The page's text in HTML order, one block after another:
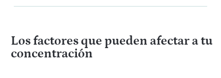
Los factores que pueden afectar a tu
concentración